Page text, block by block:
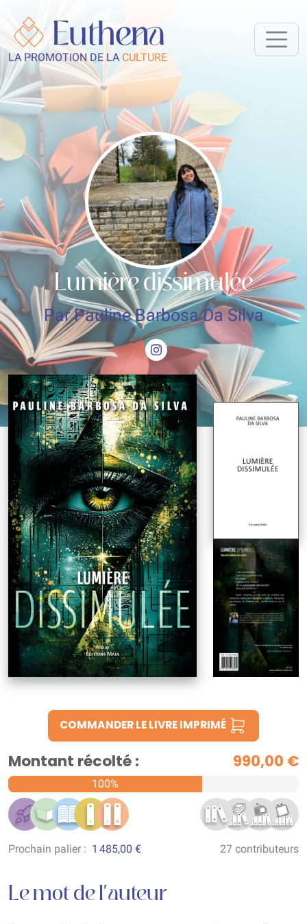
LA PROMOTION DE LA CULTURE
Lumière dissimulée
Par Pauline Barbosa Da Silva
COMMANDER LE LIVRE IMPRIMÉ
Montant récolté : 990,00 €
100%
Prochain palier : 1 485,00 € 27 contributeurs
Le mot de l'auteur